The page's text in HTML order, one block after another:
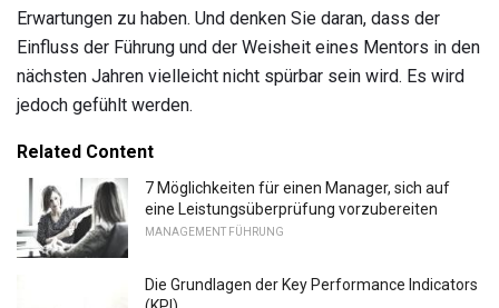
Erwartungen zu haben. Und denken Sie daran, dass der
Einfluss der Führung und der Weisheit eines Mentors in den
nächsten Jahren vielleicht nicht spürbar sein wird. Es wird
jedoch gefühlt werden.
Related Content
7 Möglichkeiten für einen Manager, sich auf
eine Leistungsüberprüfung vorzubereiten
MANAGEMENT FÜHRUNG
Die Grundlagen der Key Performance Indicators